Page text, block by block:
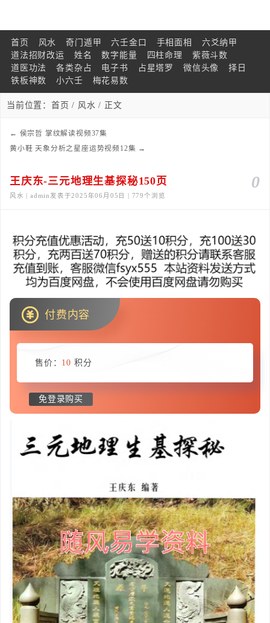
首页 风水 奇门遁甲 六壬金口 手相面相
六爻纳甲
道法招财改运
姓名 数字能量 四柱命理
紫薇斗数
道医功法
各类杂占 电子书 占星塔罗 微信头像
择日
铁板神数
小六壬 梅花易数
当前位置： 首页 / 风水 / 正文
← 侯宗哲 掌纹解读视频37集
黄小鞋 天象分析之星座运势视频12集 →
0
王庆东-三元地理生基探秘150页
风水 | admin发表于2025年06月05日 | 779个浏览
付费内容
售价： 10 积分
免登录购买